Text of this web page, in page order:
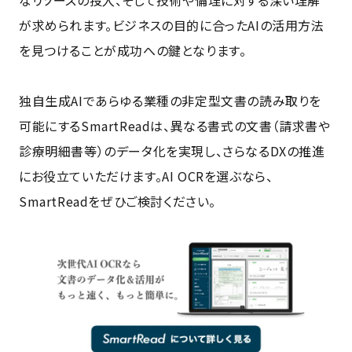
が求められます。ビジネスの目的に合ったAIの活用方法
を見つけることが成功への鍵となります。
独自生成AIであらゆる業種の非定型文書の読み取りを
可能にするSmartReadは、異なる書式の文書（請求書や
診療明細書等）のデータ化を実現し、さらなるDXの推進
にお役立ていただけます。AI OCRを選ぶなら、
SmartReadをぜひご検討ください。